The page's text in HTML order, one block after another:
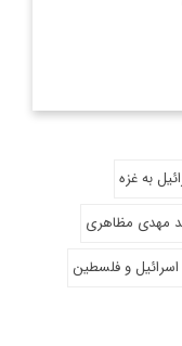
به غزه
مهدی مظاهری
اسرائیل و فلسطین